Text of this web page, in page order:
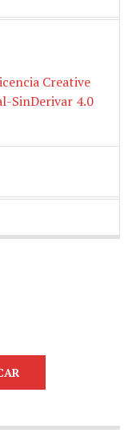
Creative
SinDerivar 4.0